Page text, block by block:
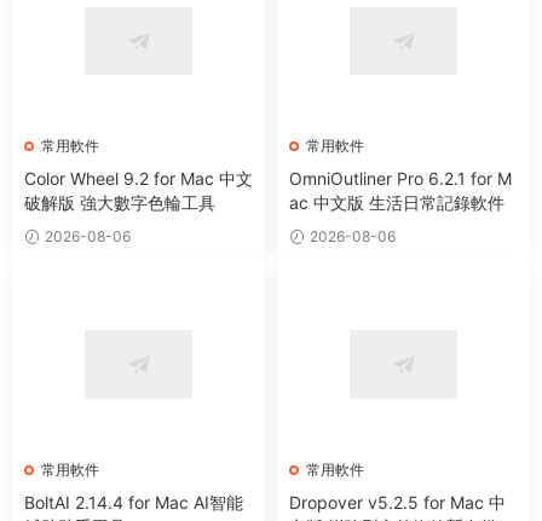
常用軟件
Color Wheel 9.2 for Mac 中文
破解版 強大數字色輪工具
2026-08-06
常用軟件
OmniOutliner Pro 6.2.1 for M
ac 中文版 生活日常記錄軟件
2026-08-06
常用軟件
BoltAI 2.14.4 for Mac AI智能
常用軟件
Dropover v5.2.5 for Mac 中